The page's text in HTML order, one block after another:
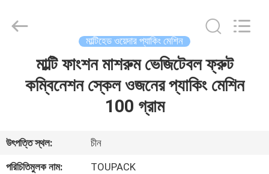
আমাদের
সম্পর্কে
মাল্টিহেড ওয়েদার প্যাকিং মেশিন
মাল্টি ফাংশন মাশরুম ভেজিটেবল ফ্রুট
কম্বিনেশন স্কেল ওজনের প্যাকিং মেশিন
100 গ্রাম
উৎপত্তি স্থল:
চীন
পরিচিতিমুলক নাম:
TOUPACK